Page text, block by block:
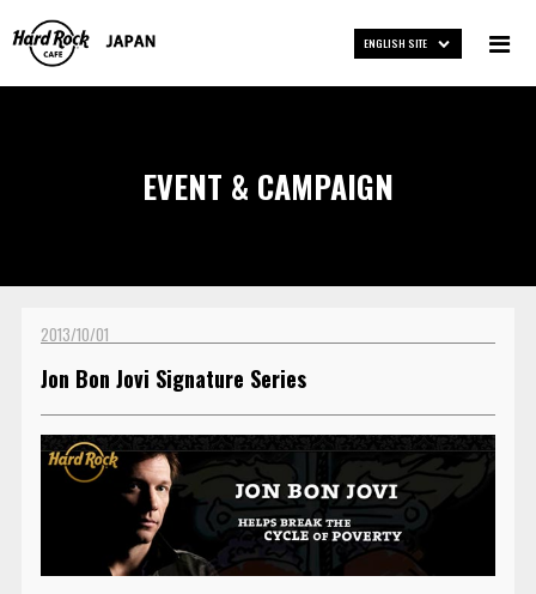
ENGLISH SITE
EVENT & CAMPAIGN
2013/10/01
Jon Bon Jovi Signature Series